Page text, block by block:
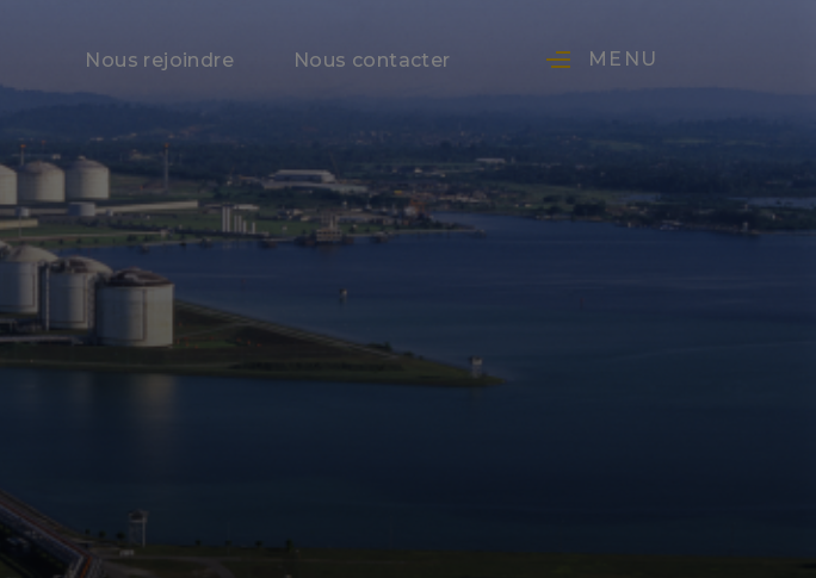
Nous rejoindre Nous contacter MENU